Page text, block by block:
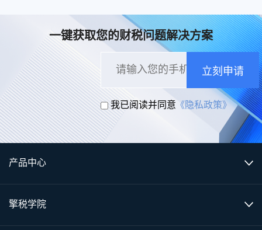
一键获取您的财税问题解决方案
立刻申请
我已阅读并同意 《隐私政策》
产品中心
擎税学院